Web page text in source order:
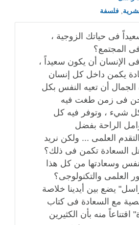
, فلسفة
فى حياتك الزوجية ،
المجتمع؟
الإنسان أن يكون سعيداً ،
يكمن داخل كل إنسان
الجمال أن تعيه النفس بكل
فى زمن طغت فيه
كل شيء ، وتوفر فيه كل
الراحة بفضل
العلمى ... ولكن نريد
السعادة تكمن فى ذلك؟
وسعادتها من كل هذا
العلمى والتكنولوجى؟
يضع بين أيدينا خلاصة
مع السعادة فى كتاب
اقتناعاً منه بأن الكثيرين